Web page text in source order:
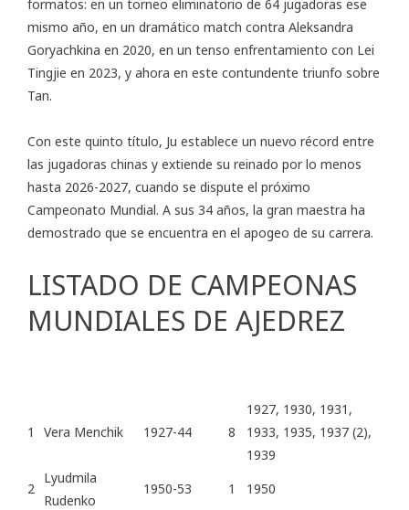
formatos: en un torneo eliminatorio de 64 jugadoras ese
mismo año, en un dramático match contra Aleksandra
Goryachkina en 2020, en un tenso enfrentamiento con Lei
Tingjie en 2023, y ahora en este contundente triunfo sobre
Tan.
Con este quinto título, Ju establece un nuevo récord entre
las jugadoras chinas y extiende su reinado por lo menos
hasta 2026-2027, cuando se dispute el próximo
Campeonato Mundial. A sus 34 años, la gran maestra ha
demostrado que se encuentra en el apogeo de su carrera.
LISTADO DE CAMPEONAS
MUNDIALES DE AJEDREZ
1 Vera Menchik 1927-44 8
1927, 1930, 1931,
1933, 1935, 1937 (2),
1939
2
Lyudmila
Rudenko
1950-53 1 1950